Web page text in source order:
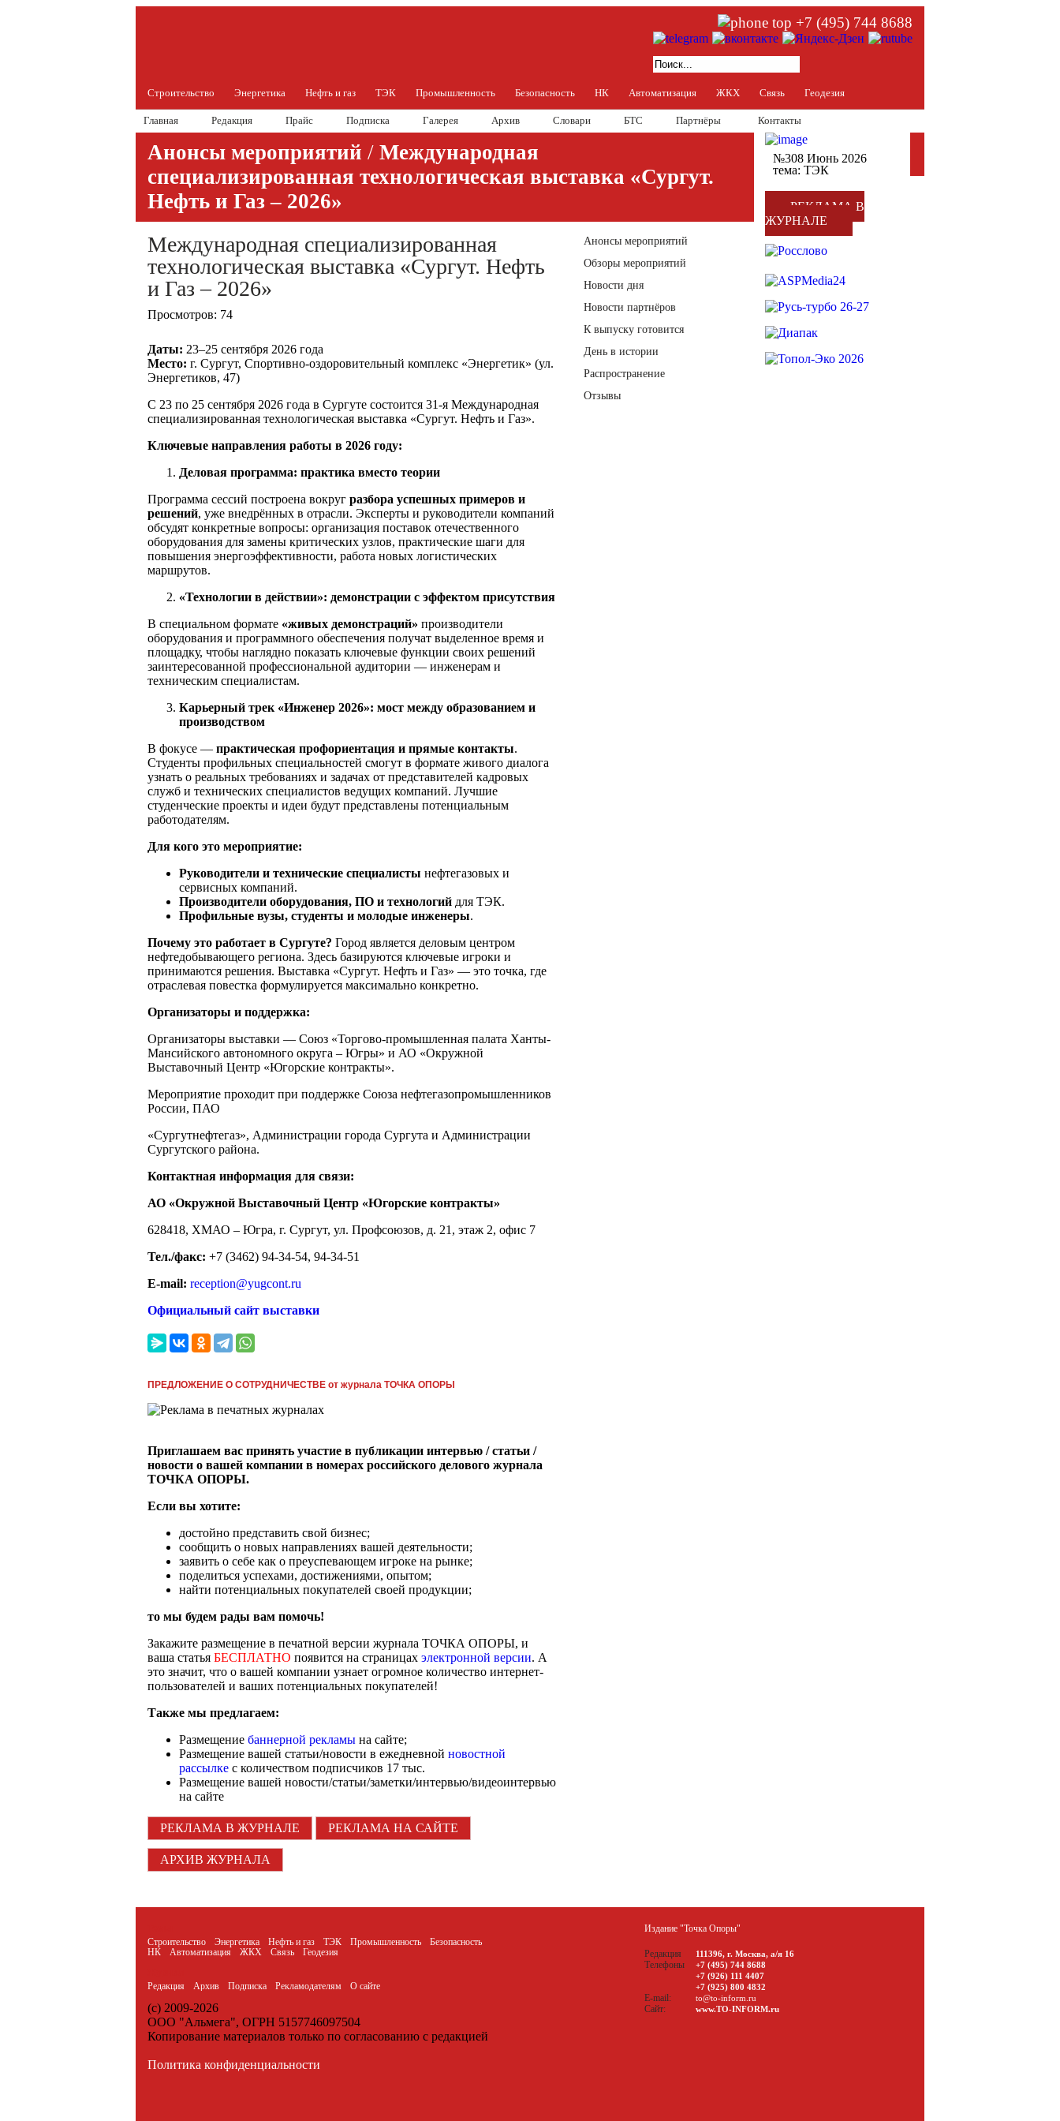
+7 (495) 744 8688
Строительство Энергетика Нефть и газ ТЭК Промышленность Безопасность НК Автоматизация ЖКХ Связь Геодезия
Главная Редакция Прайс Подписка Галерея Архив Словари БТС Партнёры Контакты
Анонсы мероприятий / Международная
специализированная технологическая выставка «Сургут.
Нефть и Газ – 2026»
Международная специализированная
технологическая выставка «Сургут. Нефть
и Газ – 2026»
Просмотров: 74
Даты: 23–25 сентября 2026 года
Место: г. Сургут, Спортивно-оздоровительный комплекс «Энергетик» (ул.
Энергетиков, 47)
С 23 по 25 сентября 2026 года в Сургуте состоится 31-я Международная
специализированная технологическая выставка «Сургут. Нефть и Газ».
Ключевые направления работы в 2026 году:
Деловая программа: практика вместо теории
Программа сессий построена вокруг разбора успешных примеров и
решений, уже внедрённых в отрасли. Эксперты и руководители компаний
обсудят конкретные вопросы: организация поставок отечественного
оборудования для замены критических узлов, практические шаги для
повышения энергоэффективности, работа новых логистических
маршрутов.
«Технологии в действии»: демонстрации с эффектом присутствия
В специальном формате «живых демонстраций» производители
оборудования и программного обеспечения получат выделенное время и
площадку, чтобы наглядно показать ключевые функции своих решений
заинтересованной профессиональной аудитории — инженерам и
техническим специалистам.
Карьерный трек «Инженер 2026»: мост между образованием и
производством
В фокусе — практическая профориентация и прямые контакты.
Студенты профильных специальностей смогут в формате живого диалога
узнать о реальных требованиях и задачах от представителей кадровых
служб и технических специалистов ведущих компаний. Лучшие
студенческие проекты и идеи будут представлены потенциальным
работодателям.
Для кого это мероприятие:
Руководители и технические специалисты нефтегазовых и
сервисных компаний.
Производители оборудования, ПО и технологий для ТЭК.
Профильные вузы, студенты и молодые инженеры.
Почему это работает в Сургуте? Город является деловым центром
нефтедобывающего региона. Здесь базируются ключевые игроки и
принимаются решения. Выставка «Сургут. Нефть и Газ» — это точка, где
отраслевая повестка формулируется максимально конкретно.
Организаторы и поддержка:
Организаторы выставки — Союз «Торгово-промышленная палата Ханты-
Мансийского автономного округа – Югры» и АО «Окружной
Выставочный Центр «Югорские контракты».
Мероприятие проходит при поддержке Союза нефтегазопромышленников
России, ПАО
«Сургутнефтегаз», Администрации города Сургута и Администрации
Сургутского района.
Контактная информация для связи:
АО «Окружной Выставочный Центр «Югорские контракты»
628418, ХМАО – Югра, г. Сургут, ул. Профсоюзов, д. 21, этаж 2, офис 7
Тел./факс: +7 (3462) 94-34-54, 94-34-51
E-mail: reception@yugcont.ru
Официальный сайт выставки
ПРЕДЛОЖЕНИЕ О СОТРУДНИЧЕСТВЕ от журнала ТОЧКА ОПОРЫ
Приглашаем вас принять участие в публикации интервью / статьи /
новости о вашей компании в номерах российского делового журнала
ТОЧКА ОПОРЫ.
Если вы хотите:
достойно представить свой бизнес;
сообщить о новых направлениях вашей деятельности;
заявить о себе как о преуспевающем игроке на рынке;
поделиться успехами, достижениями, опытом;
найти потенциальных покупателей своей продукции;
то мы будем рады вам помочь!
Закажите размещение в печатной версии журнала ТОЧКА ОПОРЫ, и
ваша статья БЕСПЛАТНО появится на страницах электронной версии. А
это значит, что о вашей компании узнает огромное количество интернет-
пользователей и ваших потенциальных покупателей!
Также мы предлагаем:
Размещение баннерной рекламы на сайте;
Размещение вашей статьи/новости в ежедневной новостной
рассылке с количеством подписчиков 17 тыс.
Размещение вашей новости/статьи/заметки/интервью/видеоинтервью
на сайте
РЕКЛАМА В ЖУРНАЛЕ РЕКЛАМА НА САЙТЕ
АРХИВ ЖУРНАЛА
Анонсы мероприятий
Обзоры мероприятий
Новости дня
Новости партнёров
К выпуску готовится
День в истории
Распространение
Отзывы
№308 Июнь 2026
тема: ТЭК
РЕКЛАМА В
ЖУРНАЛЕ
Строительство
Энергетика Нефть и газ ТЭК Промышленность
Безопасность
НК
Автоматизация ЖКХ Связь
Геодезия
Редакция
Архив Подписка Рекламодателям О сайте
(c) 2009-2026
ООО "Альмега", ОГРН 5157746097504
Копирование материалов только по согласованию с редакцией
Политика конфиденциальности
Издание "Точка Опоры"
Редакция 111396, г. Москва, а/я 16
Телефоны
+7 (495) 744 8688
+7 (926) 111 4407
+7 (925) 800 4832
E-mail: to@to-inform.ru
Сайт: www.TO-INFORM.ru